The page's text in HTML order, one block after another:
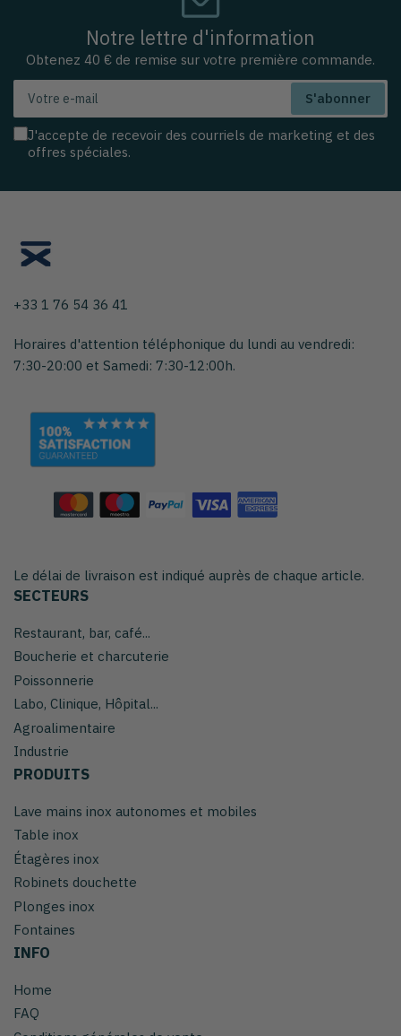
Notre lettre d'information
Obtenez 40 € de remise sur votre première commande.
mail
S'abonner
J'accepte de recevoir des courriels de marketing et des
offres spéciales.
+33 1 76 54 36 41
Horaires d'attention téléphonique du lundi au vendredi:
7:30-20:00 et Samedi: 7:30-12:00h.
Le délai de livraison est indiqué auprès de chaque article.
SECTEURS
Restaurant, bar, café...
Boucherie et charcuterie
Poissonnerie
Labo, Clinique, Hôpital...
Agroalimentaire
Industrie
PRODUITS
Lave mains inox autonomes et mobiles
Table inox
Étagères inox
Robinets douchette
Plonges inox
Fontaines
INFO
Home
FAQ